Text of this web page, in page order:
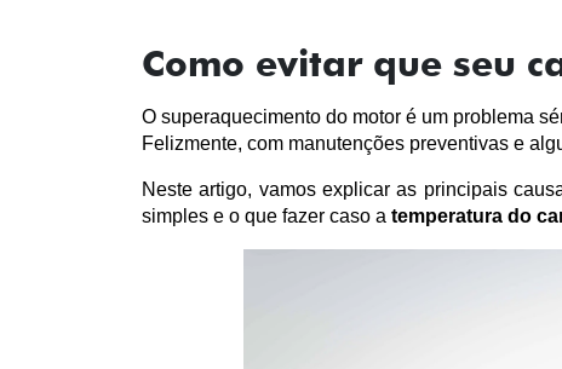
Como evitar que seu
O superaquecimento do motor é um problema
Felizmente, com manutenções preventivas e
Neste artigo, vamos explicar as principais
simples e o que fazer caso a temperatura do